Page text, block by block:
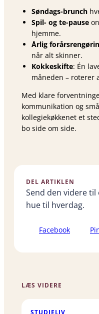
Søndags-brunch
Spil- og te-pause
hjemme.
Årlig
når alt skinner.
Kokkeskifte: Én
måneden – roterer
Med klare
kommunikation og
kollegiekøkkenet et
bo side om side.
DEL ARTIKLEN
Send den videre til
hue til hverdag.
Facebook
LÆS VIDERE
STUDIELIV